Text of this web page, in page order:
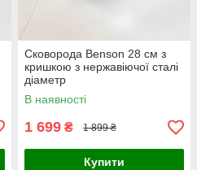
Сковорода Benson 28 см з
кришкою з нержавіючої сталі
діаметр
В наявності
1 699 ₴ 1 899 ₴
Купити